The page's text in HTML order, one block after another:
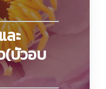
ะ
บัวอบ